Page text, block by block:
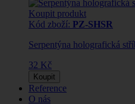
Koupit produkt
Kód zboží: PZ-SHSR
Serpentýna holografická
32 Kč
Koupit
Reference
O nás